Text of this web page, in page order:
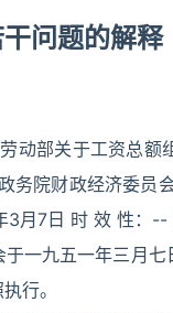
问题的解释
动部关于工资总额
务院财政经济委员
3月7日 时 效 性：
一九五一年三月
行。